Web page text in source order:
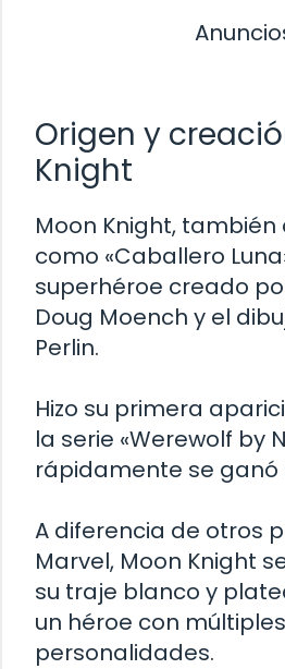
Origen y
Knight
Moon Knight, también
como «Caballero
superhéroe creado
Doug Moench y el
Perlin.
Hizo su primera
la serie «Werewolf by
rápidamente se ganó
A diferencia de otros
Marvel, Moon Knight
su traje blanco y
un héroe con múltiples
personalidades.